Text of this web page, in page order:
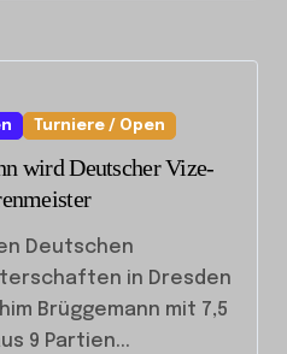
Turniere / Open
wird Deutscher Vize-
Deutschen
in Dresden
Brüggemann mit 7,5
9 Partien...